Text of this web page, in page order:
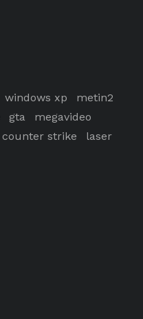
windows xp
metin2
gta
megavideo
counter strike laser